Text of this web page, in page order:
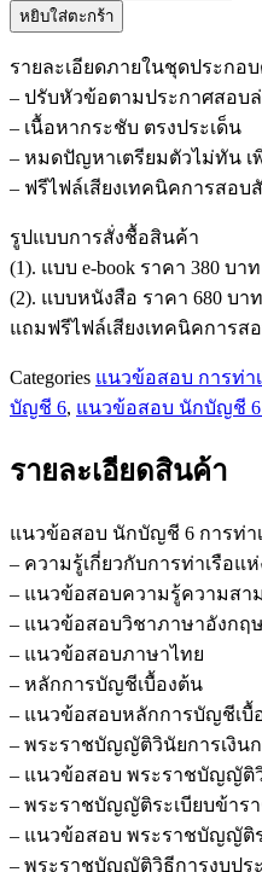
แนว
นัก
บัญชี
6
การ
ท่าเรือ
ประเทศไทย
ชิ้น
หยิบใส่ตะกร้า
รายละเอียดภายในชุดประกอ
– ปรับหัวข้อตามประกาศสอบ
– เนื้อหากระชับ ตรงประเด็น
– หมดปัญหาเตรียมตัวไม่ทัน
– ฟรีไฟล์เสียงเทคนิคการสอ
รูปแบบการสั่งชื้อสินค้า
(1). แบบ e-book ราคา 380 บา
(2). แบบหนังสือ ราคา 680 บา
แถมฟรีไฟล์เสียงเทคนิคการ
Categories แนวข้อสอบ การท่า
บัญชี 6, แนวข้อสอบ นักบัญชี 6
รายละเอียดสินค้า
แนวข้อสอบ นักบัญชี 6 การท่า
– ความรู้เกี่ยวกับการท่าเรือแ
– แนวข้อสอบความรู้ความสา
– แนวข้อสอบวิชาภาษาอังกฤษ
– แนวข้อสอบภาษาไทย
– หลักการบัญชีเบื้องต้น
– แนวข้อสอบหลักการบัญชีเบื้
– พระราชบัญญัติวินัยการเงิน
– แนวข้อสอบ พระราชบัญญัติ
– พระราชบัญญัติระเบียบข้ารา
– แนวข้อสอบ พระราชบัญญัติร
– พระราชบัญญัติวิธีการงบป